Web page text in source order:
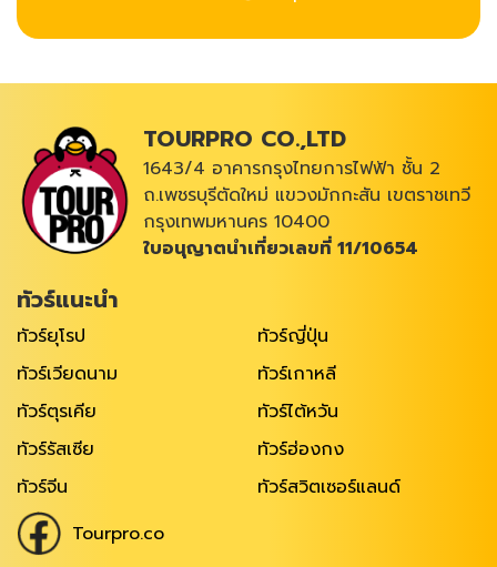
TOURPRO CO.,LTD
1643/4 อาคารกรุงไทยการไฟฟ้า ชั้น 2
ถ.เพชรบุรีตัดใหม่ แขวงมักกะสัน เขตราชเทวี
กรุงเทพมหานคร 10400
ใบอนุญาตนำเที่ยวเลขที่ 11/10654
ทัวร์แนะนำ
ทัวร์ยุโรป
ทัวร์ญี่ปุ่น
ทัวร์เวียดนาม
ทัวร์เกาหลี
ทัวร์ตุรเคีย
ทัวร์ไต้หวัน
ทัวร์รัสเซีย
ทัวร์ฮ่องกง
ทัวร์จีน
ทัวร์สวิตเซอร์แลนด์
Tourpro.co